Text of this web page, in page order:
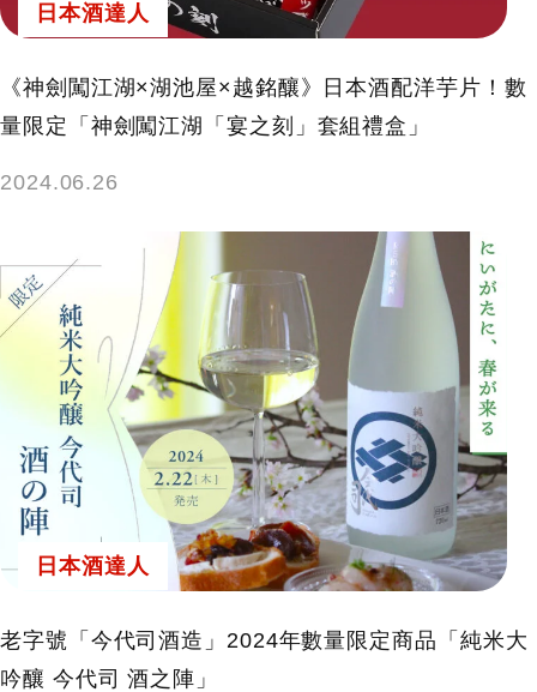
日本酒達人
《神劍闖江湖×湖池屋×越銘釀》日本酒配洋芋片！數
量限定「神劍闖江湖「宴之刻」套組禮盒」
2024.06.26
日本酒達人
老字號「今代司酒造」2024年數量限定商品「純米大
吟釀 今代司 酒之陣」